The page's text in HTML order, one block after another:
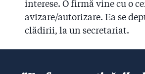
interese. O firmă vine cu o
avizare/autorizare. Ea se
clădirii, la un secretariat.